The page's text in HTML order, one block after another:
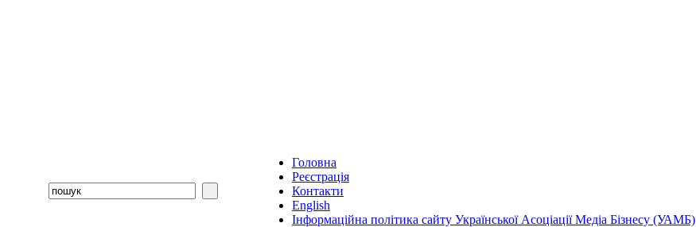
Головна
Реєстрація
Контакти
English
Інформаційна політика сайту Української Асоціації Медіа Бізнесу (УАМБ)